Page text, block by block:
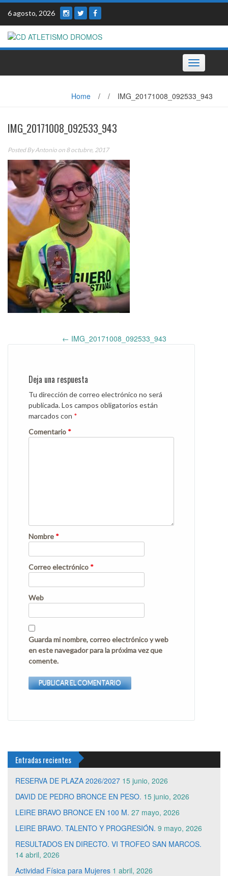
Skip
content
6 agosto, 2026
Toggle
navigation
Home / / IMG_20171008_092533_943
IMG_20171008_092533_943
Posted ByAntonio on 8 octubre, 2017
navigation
← IMG_20171008_092533_943
Deja una respuesta
Tu dirección de correo electrónico no será
publicada.Los campos obligatorios están
marcados con *
Comentario *
Nombre *
Correo electrónico *
Web
Guarda mi nombre, correo electrónico y web
en este navegador para la próxima vez que
comente.
Entradas recientes
RESERVA DE PLAZA 2026/2027 15 junio, 2026
DAVID DE PEDRO BRONCE EN PESO. 15 junio, 2026
LEIRE BRAVO BRONCE EN 100 M. 27 mayo, 2026
LEIRE BRAVO. TALENTO Y PROGRESIÓN. 9 mayo, 2026
RESULTADOS EN DIRECTO. VI TROFEO SAN MARCOS.
14 abril, 2026
Actividad Física para Mujeres 1 abril, 2026